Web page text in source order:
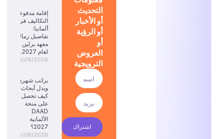
التحديث
أو الأخبار
أو الرؤية
أو
العروض
الترويجية
اشتراك
إقامة مدفوعة
التكاليف في
ألمانيا:
تفاصيل زمالة
معهد برلين
لعام 2027.
06/08/2026
براتب شهري
وبدل أبحاث:
كيف تحصل
على منحة
DAAD
الألمانية
2027؟
05/08/2026